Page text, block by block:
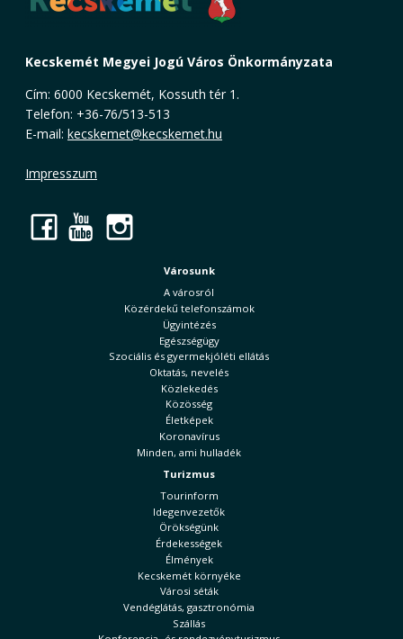
Kecskemét Megyei Jogú Város Önkormányzata
Cím: 6000 Kecskemét, Kossuth tér 1.
Telefon: +36-76/513-513
E-mail: kecskemet@kecskemet.hu
Impresszum
Facebook
YouTube
Városunk
A városról
Közérdekű telefonszámok
Ügyintézés
Egészségügy
Szociális és gyermekjóléti ellátás
Oktatás, nevelés
Közlekedés
Közösség
Életképek
Koronavírus
Minden, ami hulladék
Turizmus
Tourinform
Idegenvezetők
Örökségünk
Érdekességek
Élmények
Kecskemét környéke
Városi séták
Vendéglátás, gasztronómia
Szállás